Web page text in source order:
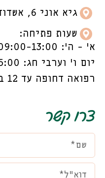
גיא אוני 6, אשדוד
שעות פתיחה:
א’ - ה’: 09:00-13:00, 16:00-21:00
יום ו’ וערבי חג: 09:30-15:00
רפואה דחופה עד 12 בלילה: 053-6808788
צרו קשר